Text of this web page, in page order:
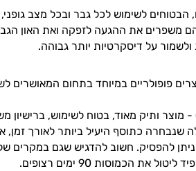
הבטוחים לשימוש לכל גבר ובכל מצב
משפרים את ההגעה לזפקה ואת האון
על דיסקרטיות יותר גבוהה.
פופולריים במיוחד בתחום המאושרים
- מוצר ותיק מאוד, בטוח לשימוש, ברישיון
שנבחרה כתוסף היעיל ביותר לאורך זמן,
ניתן להפסיק. חשוב להדגיש שגם במקרים
את הכמוסות 90 ימים רצופים.